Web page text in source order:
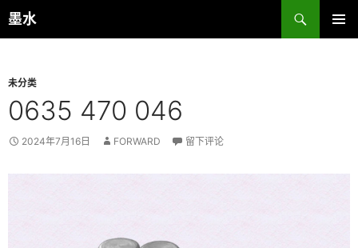
跳
至
墨水
搜
索
未分类
0635 470 046
2024年7月16日 FORWARD 留下评论